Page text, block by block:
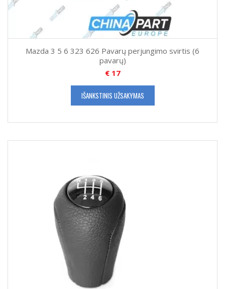
Mazda 3 5 6 323 626 Pavarų perjungimo svirtis (6
pavarų)
€17
IŠANKSTINIS UŽSAKYMAS